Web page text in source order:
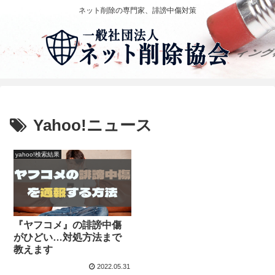
ネット削除の専門家、誹謗中傷対策
Yahoo!ニュース
yahoo!検索結果
『ヤフコメ』の誹謗中傷
がひどい…対処方法まで
教えます
2022.05.31